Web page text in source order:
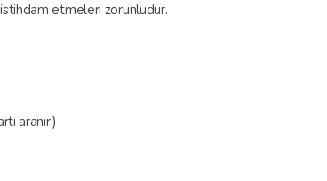
etmeleri zorunludur.
aranır.)